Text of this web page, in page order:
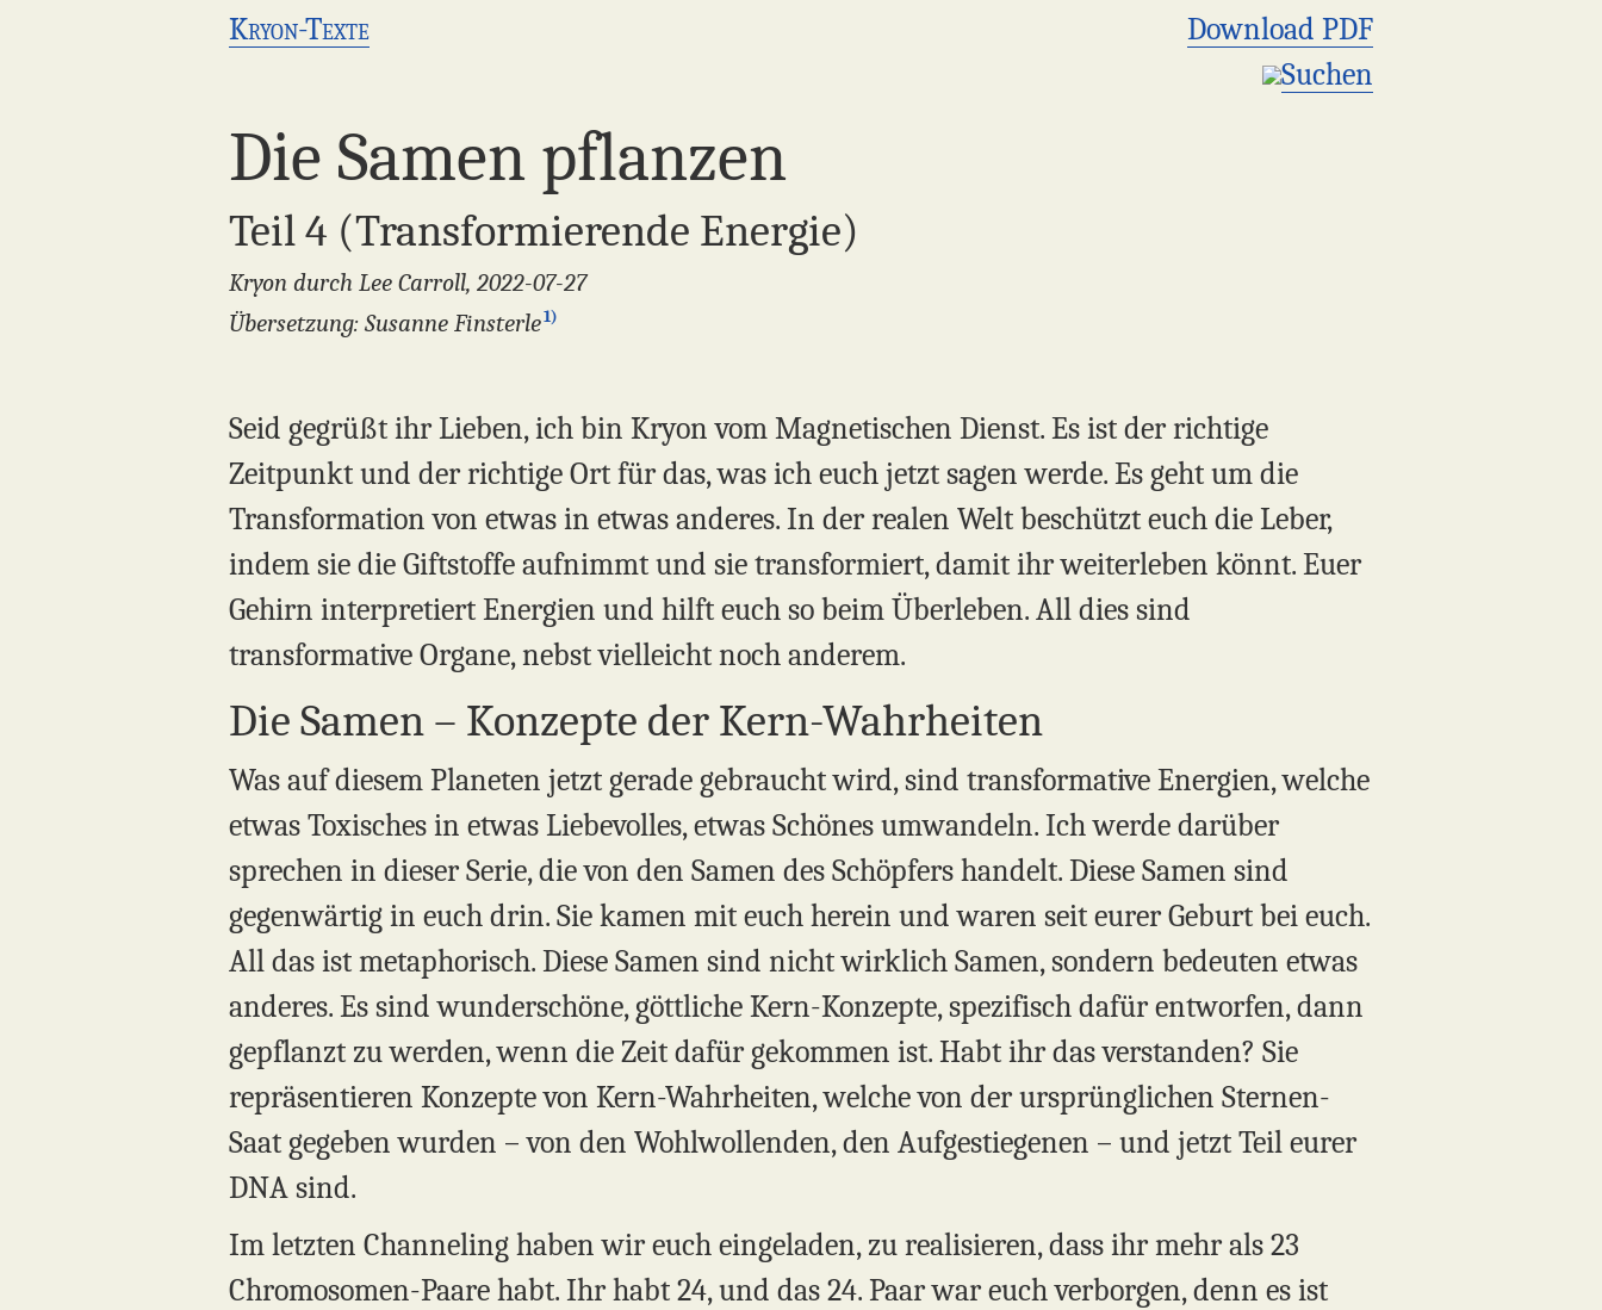
Kryon-Texte
Download PDF
Suchen
Die Samen pflanzen
Teil 4 (Transformierende Energie)
Kryon durch Lee Carroll, 2022-07-27
Übersetzung: Susanne Finsterle1)
Seid gegrüßt ihr Lieben, ich bin Kryon vom Magnetischen Dienst. Es ist der richtige
Zeitpunkt und der richtige Ort für das, was ich euch jetzt sagen werde. Es geht um die
Transformation von etwas in etwas anderes. In der realen Welt beschützt euch die Leber,
indem sie die Giftstoffe aufnimmt und sie transformiert, damit ihr weiterleben könnt. Euer
Gehirn interpretiert Energien und hilft euch so beim Überleben. All dies sind
transformative Organe, nebst vielleicht noch anderem.
Die Samen – Konzepte der Kern-Wahrheiten
Was auf diesem Planeten jetzt gerade gebraucht wird, sind transformative Energien, welche
etwas Toxisches in etwas Liebevolles, etwas Schönes umwandeln. Ich werde darüber
sprechen in dieser Serie, die von den Samen des Schöpfers handelt. Diese Samen sind
gegenwärtig in euch drin. Sie kamen mit euch herein und waren seit eurer Geburt bei euch.
All das ist metaphorisch. Diese Samen sind nicht wirklich Samen, sondern bedeuten etwas
anderes. Es sind wunderschöne, göttliche Kern-Konzepte, spezifisch dafür entworfen, dann
gepflanzt zu werden, wenn die Zeit dafür gekommen ist. Habt ihr das verstanden? Sie
repräsentieren Konzepte von Kern-Wahrheiten, welche von der ursprünglichen Sternen-
Saat gegeben wurden – von den Wohlwollenden, den Aufgestiegenen – und jetzt Teil eurer
DNA sind.
Im letzten Channeling haben wir euch eingeladen, zu realisieren, dass ihr mehr als 23
Chromosomen-Paare habt. Ihr habt 24, und das 24. Paar war euch verborgen, denn es ist